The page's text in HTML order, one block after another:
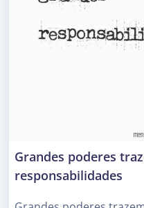
Grandes poderes
responsabilidades